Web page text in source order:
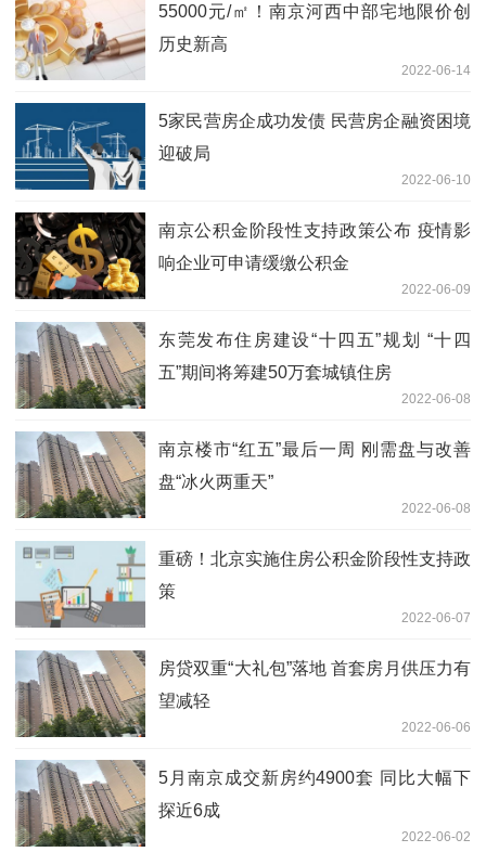
55000元/㎡！南京河西中部宅地限价创
历史新高
2022-06-14
5家民营房企成功发债 民营房企融资困境
迎破局
2022-06-10
南京公积金阶段性支持政策公布 疫情影
响企业可申请缓缴公积金
2022-06-09
东莞发布住房建设“十四五”规划 “十四
五”期间将筹建50万套城镇住房
2022-06-08
南京楼市“红五”最后一周 刚需盘与改善
盘“冰火两重天”
2022-06-08
重磅！北京实施住房公积金阶段性支持政
策
2022-06-07
房贷双重“大礼包”落地 首套房月供压力有
望减轻
2022-06-06
5月南京成交新房约4900套 同比大幅下
探近6成
2022-06-02